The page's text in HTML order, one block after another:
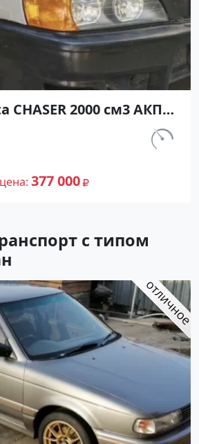
CHASER 2000 см3 АКПП
инжектор в
Серый Седан 1998
рублей,
на сайте
км.
цена 377 000
с типом